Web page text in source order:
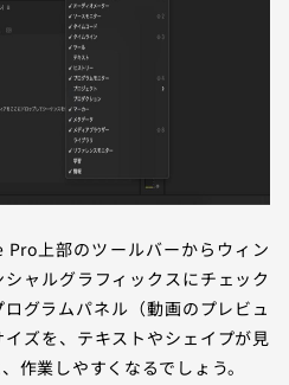
上部のツールバーからウィン
ャルグラフィックスにチェック
グラムパネル（動画のプレビュ
ズを、テキストやシェイプが見
作業しやすくなるでしょう。